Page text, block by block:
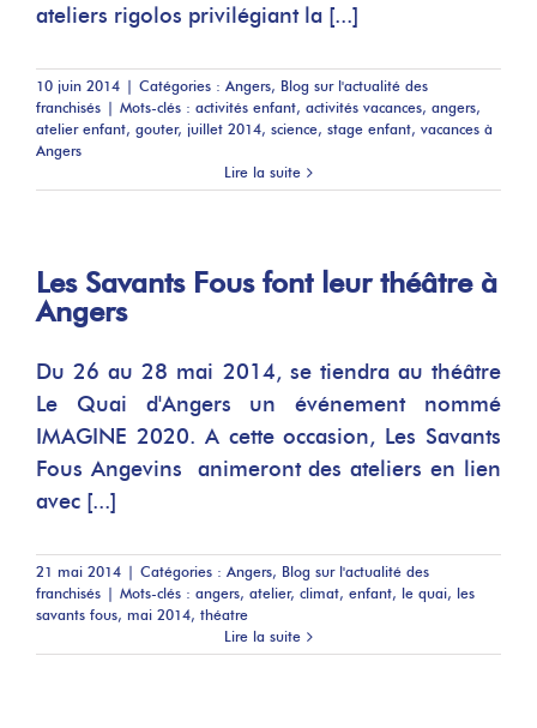
ateliers rigolos privilégiant la [...]
10 juin 2014 | Catégories : Angers, Blog sur l'actualité des
franchisés | Mots-clés : activités enfant, activités vacances, angers,
atelier enfant, gouter, juillet 2014, science, stage enfant, vacances à
Angers
Lire la suite
Les Savants Fous font leur théâtre à
Angers
Du 26 au 28 mai 2014, se tiendra au théâtre
Le Quai d'Angers un événement nommé
IMAGINE 2020. A cette occasion, Les Savants
Fous Angevins animeront des ateliers en lien
avec [...]
21 mai 2014 | Catégories : Angers, Blog sur l'actualité des
franchisés | Mots-clés : angers, atelier, climat, enfant, le quai, les
savants fous, mai 2014, théatre
Lire la suite